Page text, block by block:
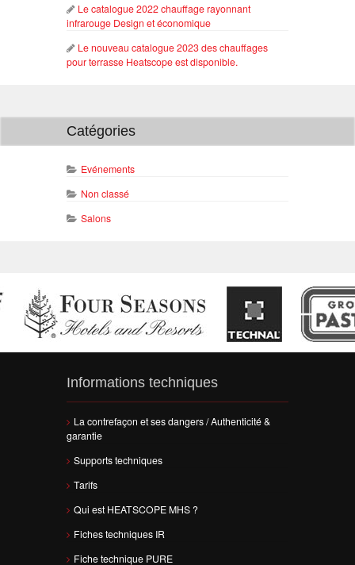
Le catalogue 2022 chauffage rayonnant
infrarouge Design et économique
Le nouveau catalogue 2023 des chauffages
pour terrasse Heatscope est disponible.
Catégories
Evénements
Non classé
Salons
Informations techniques
La contrefaçon et ses dangers / Authenticité &
garantie
Supports techniques
Tarifs
Qui est HEATSCOPE MHS ?
Fiches techniques IR
Fiche technique PURE